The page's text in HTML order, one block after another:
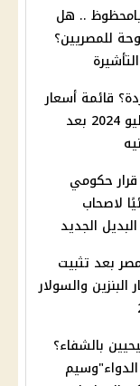
.. هل
للمصريين؟
قائمة أسعار
السجائر اليوم الأحد 21 يوليو 2024 بعد
حكومي
لاصحاب
الجديد
بعد تثبيت
والسولار
بالشفاء؟